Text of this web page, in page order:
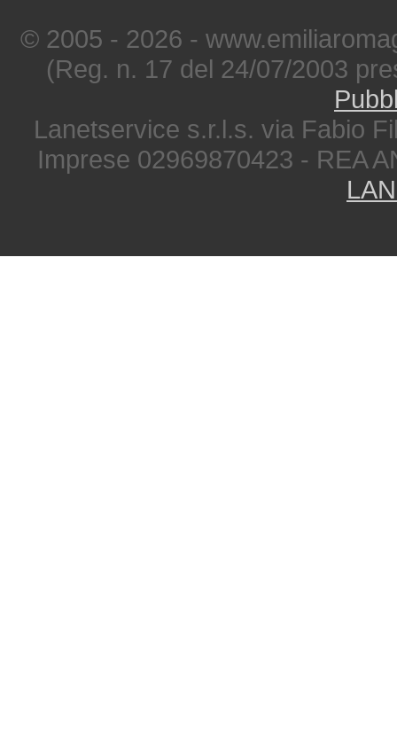
© 2005 - 2026 -
(Reg. n. 17 del 24/07/2003
Lanetservice s.r.l.s. via Fabio
Imprese 02969870423 - REA